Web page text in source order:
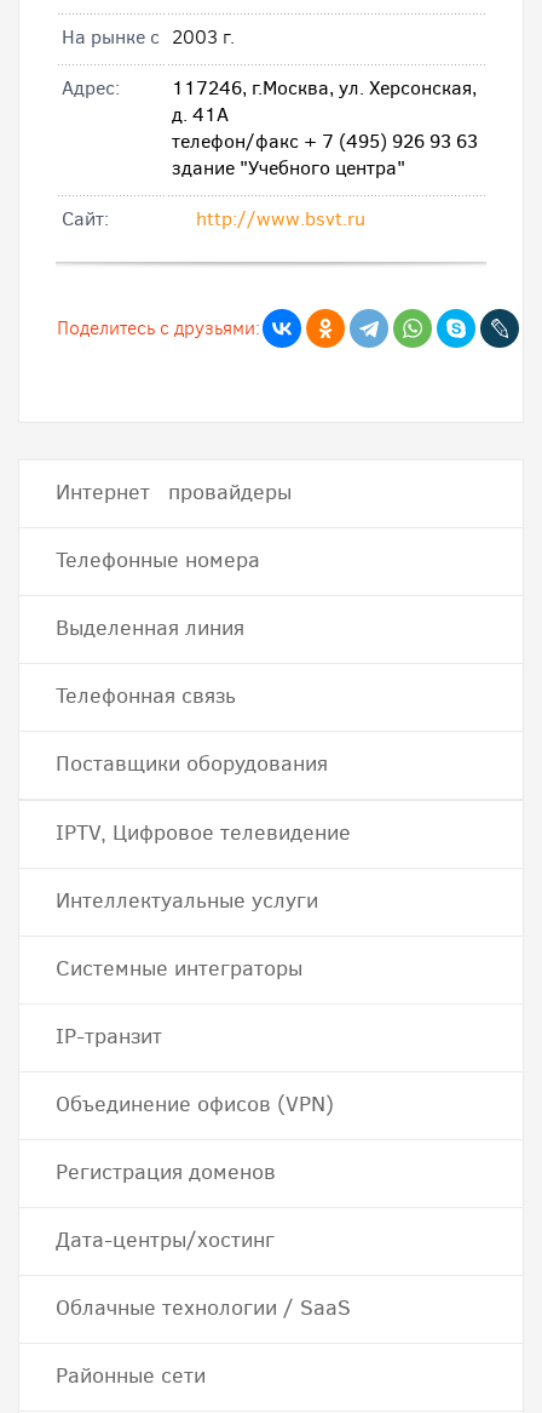
На рынке с 2003 г.
Адрес:
117246, г.Москва, ул. Херсонская,
д. 41А
телефон/факс + 7 (495) 926 93 63
здание "Учебного центра"
Cайт:
http://www.bsvt.ru
Поделитесь с друзьями:
Интернет провайдеры
Телефонные номера
Выделенная линия
Телефонная связь
Поставщики оборудования
IPTV, Цифровое телевидение
Интеллектуальные услуги
Системные интеграторы
IP-транзит
Объединение офисов (VPN)
Регистрация доменов
Дата-центры/хостинг
Облачные технологии / SaaS
Районные сети